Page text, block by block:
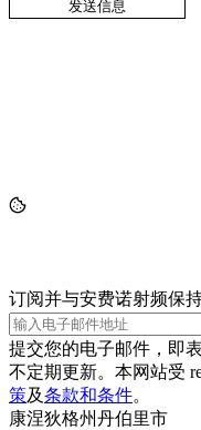
订阅并与安费诺射频保
提交您的电子邮件，即
不定期更新。本网站受
策及条款和条件。
康涅狄格州丹伯里市